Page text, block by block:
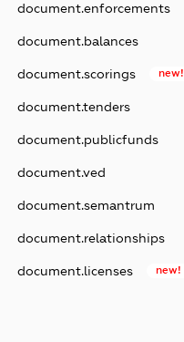
document.enforcements
document.balances
document.scorings new!
document.tenders
document.publicfunds
document.ved
document.semantrum
document.relationships
document.licenses new!